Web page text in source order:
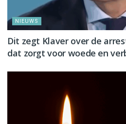
NIEUWS
Dit zegt Klaver over de
dat zorgt voor woede en